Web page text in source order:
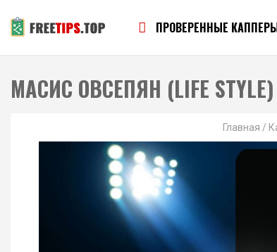
ПРОВЕРЕННЫЕ
МАСИС ОВСЕПЯН (LIFE
Главная /